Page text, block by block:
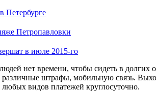
Петербурге
Петропавловки
в июле 2015-го
нет времени, чтобы сидеть в
штрафы, мобильную связь.
видов платежей круглосуточно.